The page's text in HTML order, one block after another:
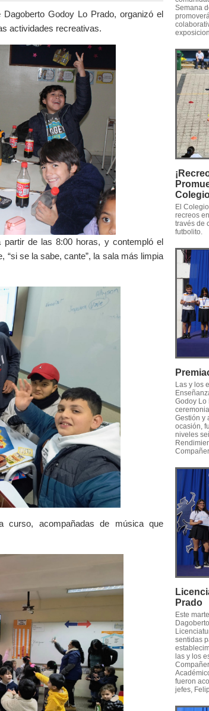
Godoy Lo Prado, organizó el
actividades recreativas.
de las 8:00 horas, y contempló el
“si se la sabe, cante”, la sala más limpia
curso, acompañadas de música que
Semana
El
recreos
través de
futbolito.
Las y los
Godoy Lo
Gestión y
ocasión,
niveles
Prado
Este
sentidas
las y los
fueron
jefes,